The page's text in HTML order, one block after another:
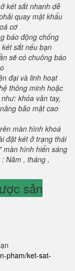
két sắt nhanh dễ
quay mật khẩu
cơ
báo động chống
sắt nếu bạn
sẽ có chuông báo
đại và linh hoạt
thông minh hoặc
khóa vân tay,
bảo mật cao
màn hình khoá
đặt két ở trạng thái
màn hình hiển sáng
Năm , tháng ,
sản
pham/ket-sat-